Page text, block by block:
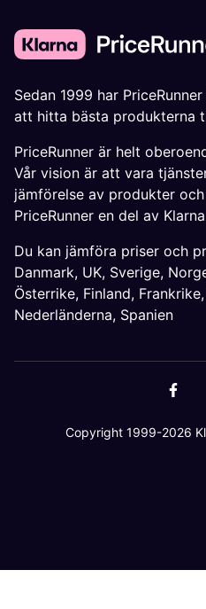
Sedan 1999 har
att hitta bästa produkterna
PriceRunner är helt
Vår vision är att vara
jämförelse av produkter
PriceRunner en del av
Du kan jämföra priser och
Danmark, UK, Sverige,
Österrike, Finland, Frankrike,
Nederländerna, Spanien
Copyright 1999-2026